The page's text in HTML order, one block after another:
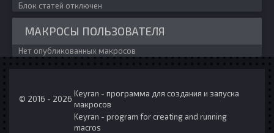
Блок статей отключен
МАКРОСЫ ПОЛЬЗОВАТЕЛЯ
Нет опубликованных макросов
© 2016 - 2026
Keyran - программа для создания и запуска
макросов
Keyran - program for creating and running
macros